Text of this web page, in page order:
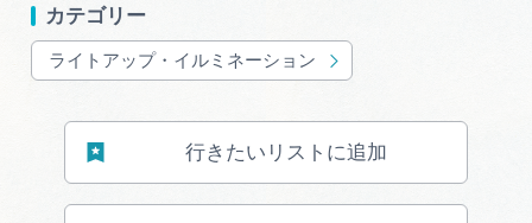
カテゴリー
ライトアップ・イルミネーション
行きたいリストに追加